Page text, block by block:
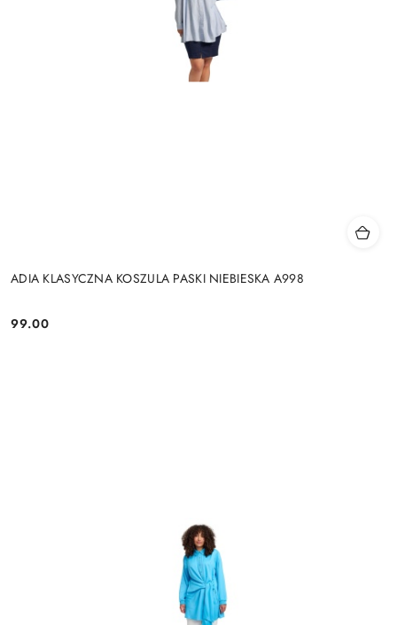
ADIA KLASYCZNA KOSZULA PASKI NIEBIESKA A998
Cena:
99.00